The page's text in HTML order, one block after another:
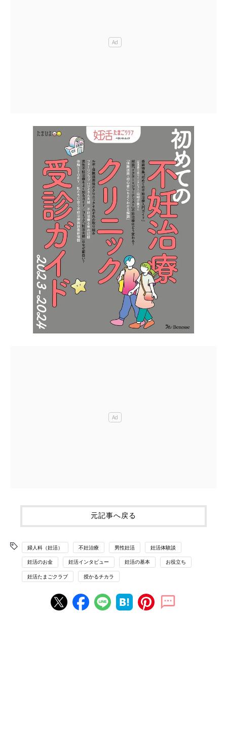
元記事へ戻る
婦人科（妊活） 不妊治療 男性妊活 妊活体験談
妊活のお金 妊活インタビュー 妊活の基本 お役立ち
妊活たまごクラブ 授かるチカラ